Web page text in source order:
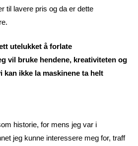
til lavere pris og da er dette
utelukket å forlate
vil bruke hendene, kreativiteten og
kan ikke la maskinene ta helt
historie, for mens jeg var i
jeg kunne interessere meg for, traff